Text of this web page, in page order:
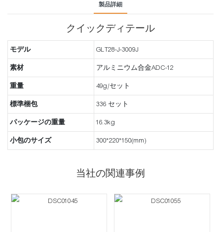
製品詳細
クイックディテール
モデル GLT28-J-3009J
素材 アルミニウム合金ADC-12
重量 49g/セット
標準梱包 336 セット
パッケージの重量 16.3kg
小包のサイズ 300*220*150(mm)
当社の関連事例